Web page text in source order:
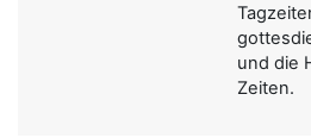
und die
Zeiten.